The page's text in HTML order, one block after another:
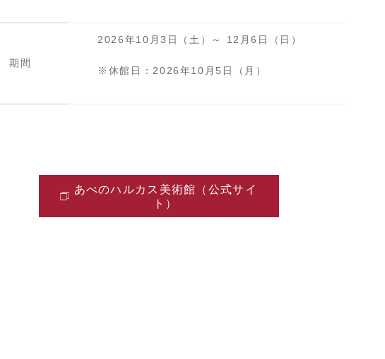
期間
2026年10月3日（土）～ 12月6日（日）
※休館日：2026年10月5日（月）
あべのハルカス美術館（公式サイ
ト）